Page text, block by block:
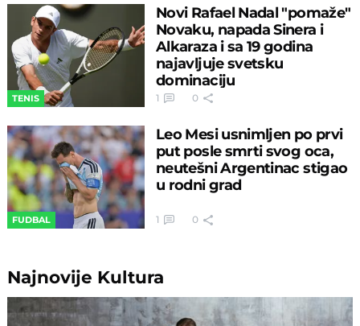
TENIS
Novi Rafael Nadal "pomaže"
Novaku, napada Sinera i
Alkaraza i sa 19 godina
najavljuje svetsku
dominaciju
1 0
FUDBAL
Leo Mesi usnimljen po prvi
put posle smrti svog oca,
neutešni Argentinac stigao
u rodni grad
1 0
Najnovije Kultura